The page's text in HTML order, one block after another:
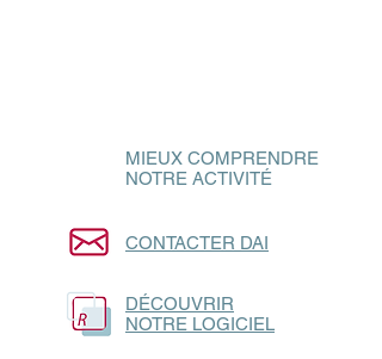
MIEUX COMPRENDRE
NOTRE ACTIVITÉ
CONTACTER DAI
DÉCOUVRIR
NOTRE LOGICIEL